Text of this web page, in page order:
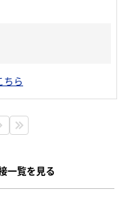
ちら
一覧を見る